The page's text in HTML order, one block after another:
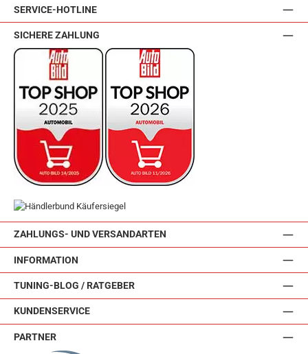
SERVICE-HOTLINE
ZAHLUNGS- UND VERSANDARTEN
INFORMATION
TUNING-BLOG / RATGEBER
KUNDENSERVICE
SICHERE ZAHLUNG
PARTNER